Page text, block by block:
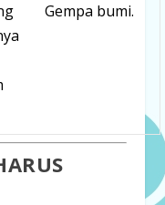
Gempa bumi.